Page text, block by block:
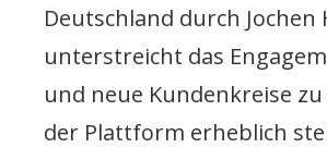
Deutschland durch
unterstreicht das
und neue Kundenkreise
der Plattform erheblich